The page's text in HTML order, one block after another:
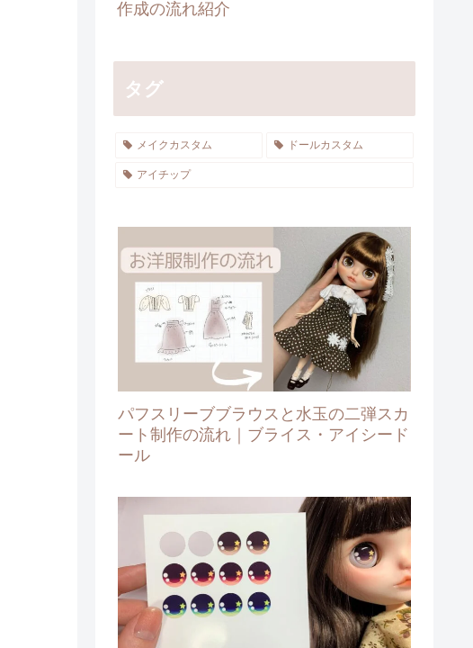
作成の流れ紹介
タグ
メイクカスタム ドールカスタム
アイチップ
パフスリーブブラウスと水玉の二弾スカ
ート制作の流れ｜ブライス・アイシード
ール